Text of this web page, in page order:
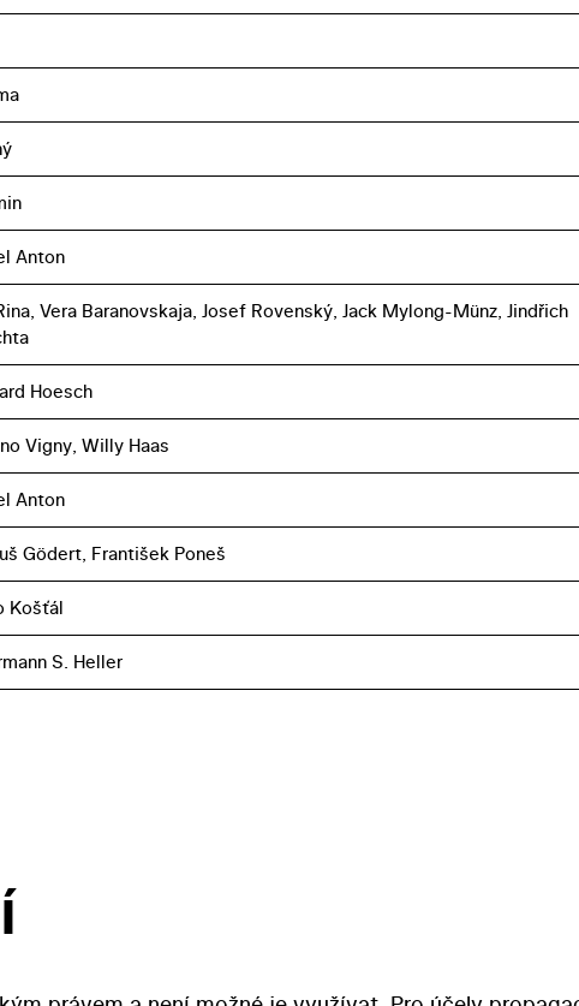
Anton
Vera Baranovskaja, Josef Rovenský, Jack Mylong-Münz, Jindřich
Hoesch
Vigny, Willy Haas
Anton
Gödert, František Poneš
Košťál
S. Heller